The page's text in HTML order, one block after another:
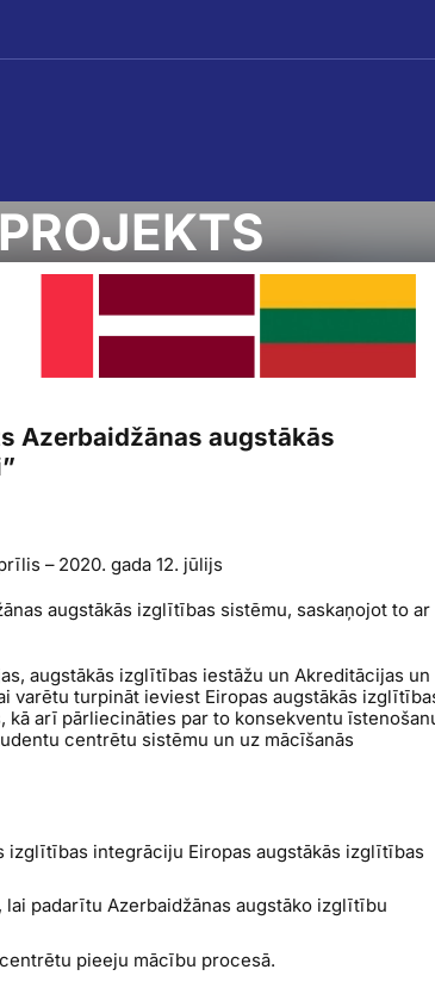
Azerbaidžānas augstākās
– 2020. gada 12. jūlijs
augstākās izglītības sistēmu, saskaņojot to ar
augstākās izglītības iestāžu un Akreditācijas un
varētu turpināt ieviest Eiropas augstākās
arī pārliecināties par to konsekventu
centrētu sistēmu un uz mācīšanās
izglītības integrāciju Eiropas augstākās izglītības
padarītu Azerbaidžānas augstāko izglītību
pieeju mācību procesā.